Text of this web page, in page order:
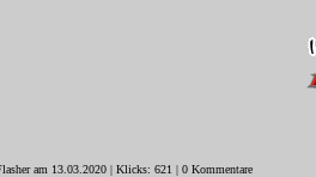
am 13.03.2020 | Klicks: 621 | 0 Kommentare